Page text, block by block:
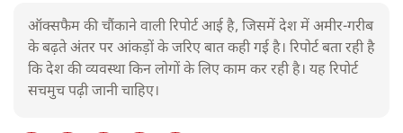
ऑक्सफैम की चौंकाने वाली रिपोर्ट आई है, जिसमें देश में अमीर-गरीब
के बढ़ते अंतर पर आंकड़ों के जरिए बात कही गई है। रिपोर्ट बता रही है
कि देश की व्यवस्था किन लोगों के लिए काम कर रही है। यह रिपोर्ट
सचमुच पढ़ी जानी चाहिए।